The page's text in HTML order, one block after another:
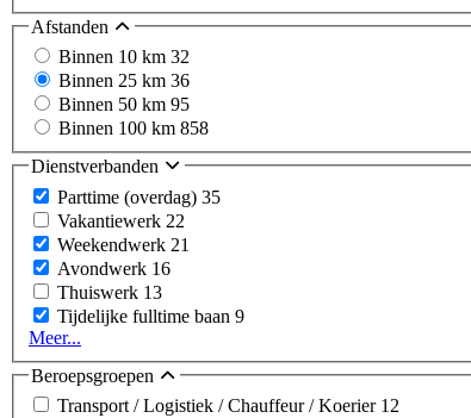
Afstanden
Binnen 10 km 32
Binnen 25 km 36
Binnen 50 km 95
Binnen 100 km 858
Dienstverbanden
Parttime (overdag) 35
Vakantiewerk 22
Weekendwerk 21
Avondwerk 16
Thuiswerk 13
Tijdelijke fulltime baan 9
Meer...
Beroepsgroepen
Transport / Logistiek / Chauffeur / Koerier 12